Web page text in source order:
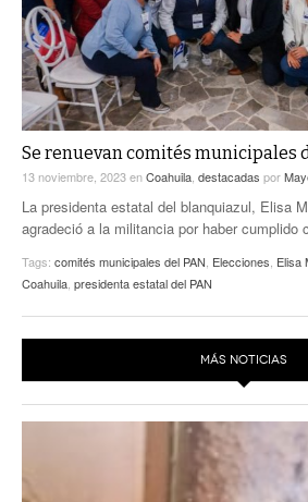
EXA INFORMA
CONTEXTOS
TRAYECTO LAGUNA
A MEDIA MAÑANA
A TODA LEY
DIÁLOGOS CON LA HISTORIA
TWEETS AND BEATS
LA MEJOR 97.1 ESTÉREO GALLITO
ACTUALIDADES GREM
LA MEJOR INFORMACIÓN
Se renuevan comités municipales
13 noviembre, 2023enCoahuila destacadas por
La presidenta estatal del blanquiazul, Elisa
agradeció a la militancia por haber cumplido
Tags: comités municipales del PAN Elecciones Elisa
Coahuila presidenta estatal del PAN
MÁS NOTICIAS